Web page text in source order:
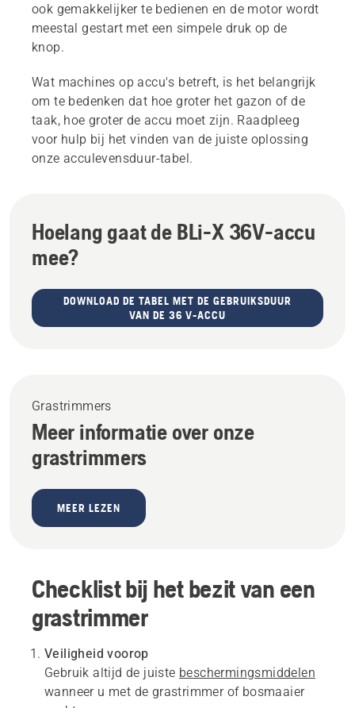
ook gemakkelijker te bedienen en de motor wordt
meestal gestart met een simpele druk op de
knop.
Wat machines op accu's betreft, is het belangrijk
om te bedenken dat hoe groter het gazon of de
taak, hoe groter de accu moet zijn. Raadpleeg
voor hulp bij het vinden van de juiste oplossing
onze acculevensduur-tabel.
Hoelang gaat de BLi-X 36V-accu
mee?
DOWNLOAD DE TABEL MET DE GEBRUIKSDUUR
VAN DE 36 V-ACCU
Grastrimmers
Meer informatie over onze
grastrimmers
MEER LEZEN
Checklist bij het bezit van een
grastrimmer
Veiligheid voorop
Gebruik altijd de juiste beschermingsmiddelen
wanneer u met de grastrimmer of bosmaaier